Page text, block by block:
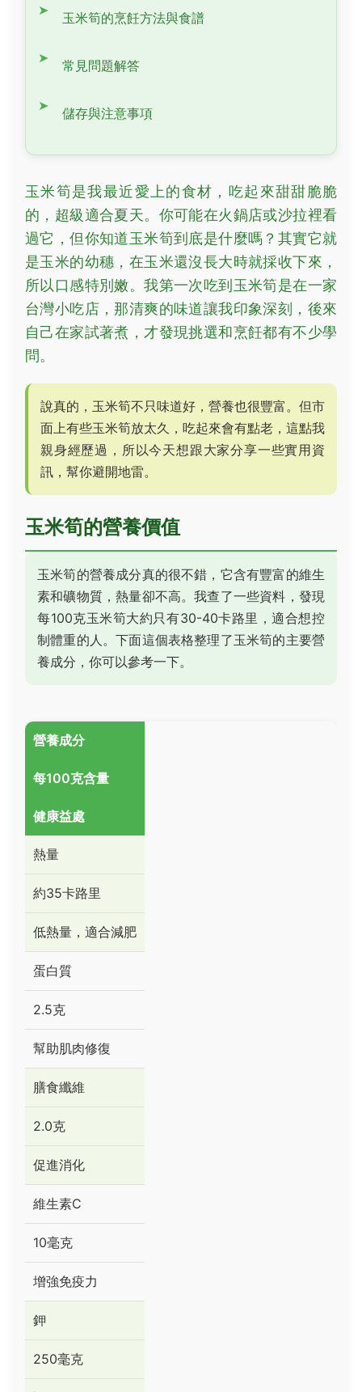
玉米筍的烹飪方法與食譜
常見問題解答
儲存與注意事項
玉米筍是我最近愛上的食材，吃起來甜甜脆脆
的，超級適合夏天。你可能在火鍋店或沙拉裡看
過它，但你知道玉米筍到底是什麼嗎？其實它就
是玉米的幼穗，在玉米還沒長大時就採收下來，
所以口感特別嫩。我第一次吃到玉米筍是在一家
台灣小吃店，那清爽的味道讓我印象深刻，後來
自己在家試著煮，才發現挑選和烹飪都有不少學
問。
說真的，玉米筍不只味道好，營養也很豐富。但市
面上有些玉米筍放太久，吃起來會有點老，這點我
親身經歷過，所以今天想跟大家分享一些實用資
訊，幫你避開地雷。
玉米筍的營養價值
玉米筍的營養成分真的很不錯，它含有豐富的維生
素和礦物質，熱量卻不高。我查了一些資料，發現
每100克玉米筍大約只有30-40卡路里，適合想控
制體重的人。下面這個表格整理了玉米筍的主要營
養成分，你可以參考一下。
營養成分
每100克含量
健康益處
熱量
約35卡路里
低熱量，適合減肥
蛋白質
2.5克
幫助肌肉修復
膳食纖維
2.0克
促進消化
維生素C
10毫克
增強免疫力
鉀
250毫克